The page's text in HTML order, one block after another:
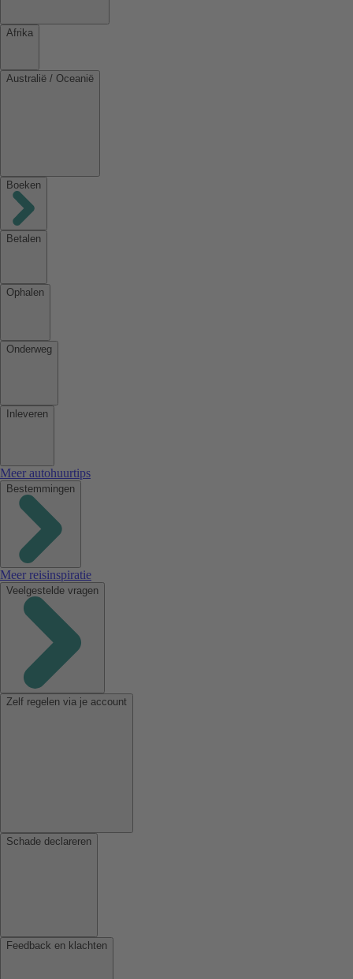
Afrika
Australië / Oceanië
Boeken
Betalen
Ophalen
Onderweg
Inleveren
Meer autohuurtips
Bestemmingen
Meer reisinspiratie
Veelgestelde vragen
Zelf regelen via je account
Schade declareren
Feedback en klachten